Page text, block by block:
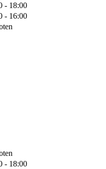
- 18:00
- 16:00
- 18:00